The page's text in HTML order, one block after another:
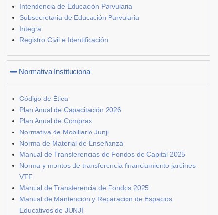
Intendencia de Educación Parvularia
Subsecretaria de Educación Parvularia
Integra
Registro Civil e Identificación
Normativa Institucional
Código de Ética
Plan Anual de Capacitación 2026
Plan Anual de Compras
Normativa de Mobiliario Junji
Norma de Material de Enseñanza
Manual de Transferencias de Fondos de Capital 2025
Norma y montos de transferencia financiamiento jardines
VTF
Manual de Transferencia de Fondos 2025
Manual de Mantención y Reparación de Espacios
Educativos de JUNJI